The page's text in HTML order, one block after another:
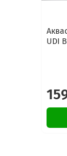
UDI